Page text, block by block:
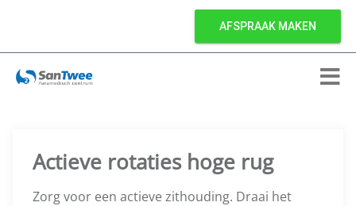
AFSPRAAK MAKEN
Actieve rotaties hoge rug
Zorg voor een actieve zithouding. Draai het